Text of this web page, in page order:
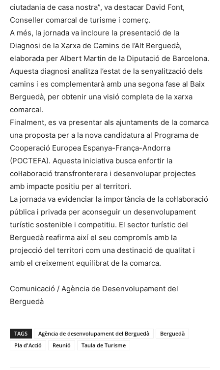
ciutadania de casa nostra”, va destacar David Font,
Conseller comarcal de turisme i comerç.
A més, la jornada va incloure la presentació de la
Diagnosi de la Xarxa de Camins de l’Alt Berguedà,
elaborada per Albert Martin de la Diputació de Barcelona.
Aquesta diagnosi analitza l’estat de la senyalització dels
camins i es complementarà amb una segona fase al Baix
Berguedà, per obtenir una visió completa de la xarxa
comarcal.
Finalment, es va presentar als ajuntaments de la comarca
una proposta per a la nova candidatura al Programa de
Cooperació Europea Espanya-França-Andorra
(POCTEFA). Aquesta iniciativa busca enfortir la
col·laboració transfronterera i desenvolupar projectes
amb impacte positiu per al territori.
La jornada va evidenciar la importància de la col·laboració
pública i privada per aconseguir un desenvolupament
turístic sostenible i competitiu. El sector turístic del
Berguedà reafirma així el seu compromís amb la
projecció del territori com una destinació de qualitat i
amb el creixement equilibrat de la comarca.
Comunicació / Agència de Desenvolupament del
Berguedà
TAGS Agència de desenvolupament del Berguedà
Berguedà
Pla d'Acció
Reunió Taula de Turisme